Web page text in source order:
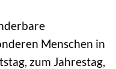
Menschen in
zum Jahrestag,